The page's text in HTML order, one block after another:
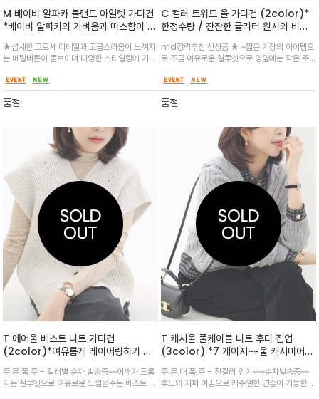
M 베이비 알파카 블랜드 아일렛 가디건
*베이비 알파카의 가벼움과 따스함이 느
★섬세한 크로셰 디테일과 고급스러움이 느껴지
는 메탈버튼이 돋보이며 다양한 스타일링에 가볍
품절
C 컬러 트위드 울 가디건 (2color)*
한정수량 / 잔잔한 글리터 원사와 비죠
md강력추천 신상품 ★ ~짧은 기장의 아이템으
로 조금 여유로운 실루엣으로 양옆에는 작은 주
품절
T 에어울 베스트 니트 가디건
(2color)*여유롭게 레이어링하기 좋
은 베스트 /굵은 리브짜임과 무늬감을
더하며 풀 오픈되는 형태와 양사이드 트
임이 활동성을 더합니다^^
주.문.폭.주 - 컬러별 순차 발송중~~어깨가 드롭
되는 실루엣으로 여유로운 느낌을주는 베스트 가
T 캐시울 풀케이블 니트 후디 집업
(3color) *7 게이지~~울 캐시미어
혼방 소재의 케이블 짜임이 돋보이는 집
업 카디건
주.문.대.폭.주 - 전컬러 인기~~~순차발송중~~
후드와 지퍼 여밈으로 캐주얼한 연출이 가능한